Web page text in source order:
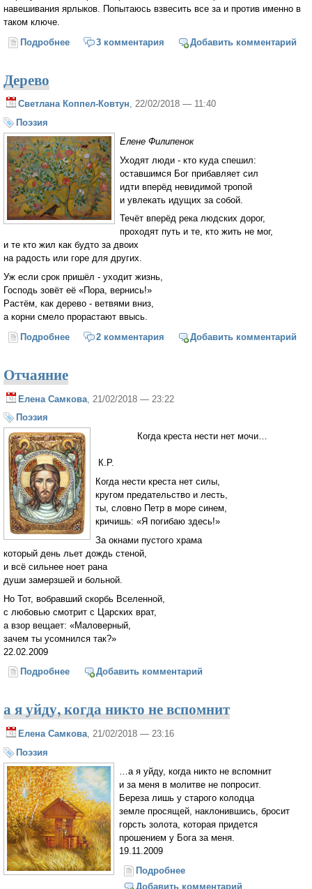
навешивания ярлыков. Попытаюсь взвесить все за и против именно в
таком ключе.
Подробнее о Как мы болели корью или ещё раз о прививках
3 комментария Добавить комментарий
Дерево
Светлана Коппел-Ковтун, 22/02/2018 — 11:40
Поэзия
Елене Филипенок
Уходят люди - кто куда спешил:
оставшимся Бог прибавляет сил
идти вперёд невидимой тропой
и увлекать идущих за собой.
Течёт вперёд река людских дорог,
проходят путь и те, кто жить не мог,
и те кто жил как будто за двоих
на радость или горе для других.
Уж если срок пришёл - уходит жизнь,
Господь зовёт её «Пора, вернись!»
Растём, как дерево - ветвями вниз,
а корни смело прорастают ввысь.
Подробнее о Дерево2 комментария Добавить комментарий
Отчаяние
Елена Самкова , 21/02/2018 — 23:22
Поэзия
Когда креста нести нет мочи…
К.Р.
Когда нести креста нет силы,
кругом предательство и лесть,
ты, словно Петр в море синем,
кричишь: «Я погибаю здесь!»
За окнами пустого храма
который день льет дождь стеной,
и всё сильнее ноет рана
души замерзшей и больной.
Но Тот, вобравший скорбь Вселенной,
с любовью смотрит с Царских врат,
а взор вещает: «Маловерный,
зачем ты усомнился так?»
22.02.2009
Подробнее о Отчаяние
Добавить комментарий
а я уйду, когда никто не вспомнит
Елена Самкова, 21/02/2018 — 23:16
Поэзия
…а я уйду, когда никто не вспомнит
и за меня в молитве не попросит.
Береза лишь у старого колодца
земле просящей, наклонившись, бросит
горсть золота, которая придется
прошением у Бога за меня.
19.11.2009
Подробнее
вспомнит
Добавить комментарий